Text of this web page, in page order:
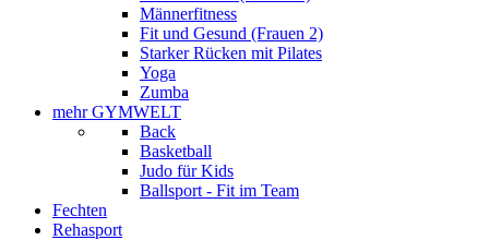
Männerfitness
Fit und Gesund (Frauen 2)
Starker Rücken mit Pilates
Yoga
Zumba
mehr GYMWELT
Back
Basketball
Judo für Kids
Ballsport - Fit im Team
Fechten
Rehasport